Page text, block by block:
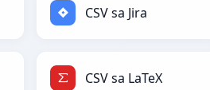
CSV sa Jira
CSV sa LaTeX